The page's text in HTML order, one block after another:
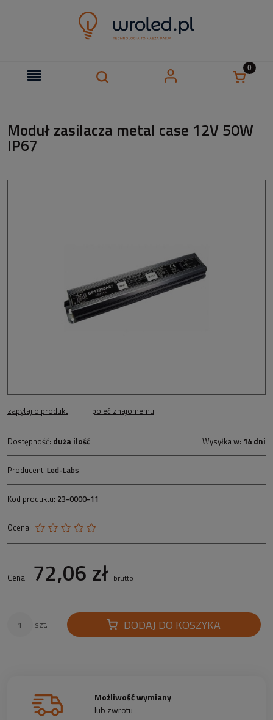
Moduł zasilacza metal case 12V 50W
IP67
zapytaj o produkt poleć znajomemu
Dostępność: duża ilość Wysyłka w: 14 dni
Producent: Led-Labs
Kod produktu: 23-0000-11
Ocena:
Cena: 72,06 zł brutto
szt. DODAJ DO KOSZYKA
Możliwość wymiany
lub zwrotu